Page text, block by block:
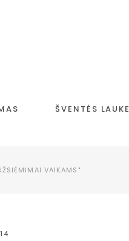
ŠVENTĖS LAUKE
VAIKAMS"